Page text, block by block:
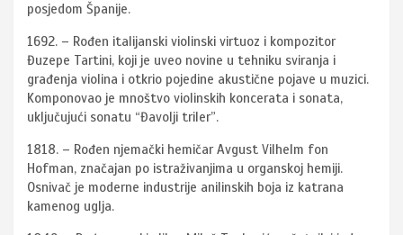
posjedom Španije.
1692. – Rođen italijanski violinski virtuoz i kompozitor
Đuzepe Tartini, koji je uveo novine u tehniku sviranja i
građenja violina i otkrio pojedine akustične pojave u muzici.
Komponovao je mnoštvo violinskih koncerata i sonata,
uključujući sonatu “Đavolji triler”.
1818. – Rođen njemački hemičar Avgust Vilhelm fon
Hofman, značajan po istraživanjima u organskoj hemiji.
Osnivač je moderne industrije anilinskih boja iz katrana
kamenog uglja.